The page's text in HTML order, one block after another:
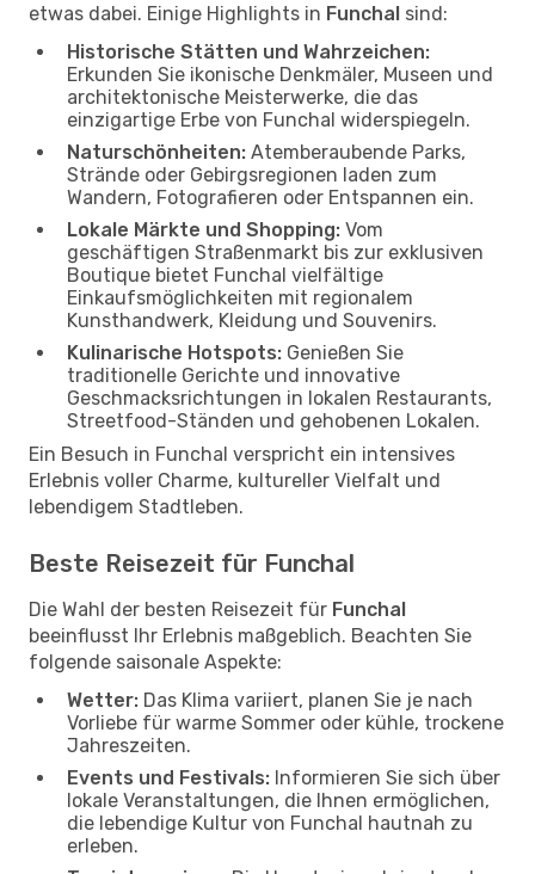
etwas dabei. Einige Highlights in Funchal sind:
Historische Stätten und Wahrzeichen:
Erkunden Sie ikonische Denkmäler, Museen und
architektonische Meisterwerke, die das
einzigartige Erbe von Funchal widerspiegeln.
Naturschönheiten: Atemberaubende Parks,
Strände oder Gebirgsregionen laden zum
Wandern, Fotografieren oder Entspannen ein.
Lokale Märkte und Shopping: Vom
geschäftigen Straßenmarkt bis zur exklusiven
Boutique bietet Funchal vielfältige
Einkaufsmöglichkeiten mit regionalem
Kunsthandwerk, Kleidung und Souvenirs.
Kulinarische Hotspots: Genießen Sie
traditionelle Gerichte und innovative
Geschmacksrichtungen in lokalen Restaurants,
Streetfood-Ständen und gehobenen Lokalen.
Ein Besuch in Funchal verspricht ein intensives
Erlebnis voller Charme, kultureller Vielfalt und
lebendigem Stadtleben.
Beste Reisezeit für Funchal
Die Wahl der besten Reisezeit für Funchal
beeinflusst Ihr Erlebnis maßgeblich. Beachten Sie
folgende saisonale Aspekte:
Wetter: Das Klima variiert, planen Sie je nach
Vorliebe für warme Sommer oder kühle, trockene
Jahreszeiten.
Events und Festivals: Informieren Sie sich über
lokale Veranstaltungen, die Ihnen ermöglichen,
die lebendige Kultur von Funchal hautnah zu
erleben.